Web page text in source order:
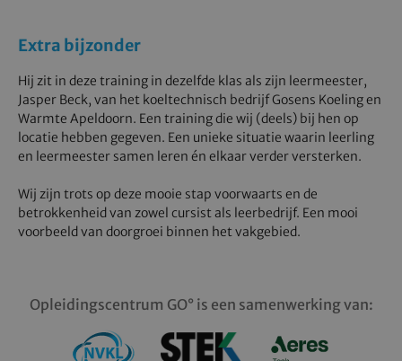
Extra bijzonder
Hij zit in deze training in dezelfde klas als zijn leermeester,
Jasper Beck, van het koeltechnisch bedrijf Gosens Koeling en
Warmte Apeldoorn. Een training die wij (deels) bij hen op
locatie hebben gegeven. Een unieke situatie waarin leerling
en leermeester samen leren én elkaar verder versterken.
Wij zijn trots op deze mooie stap voorwaarts en de
betrokkenheid van zowel cursist als leerbedrijf. Een mooi
voorbeeld van doorgroei binnen het vakgebied.
Opleidingscentrum GO° is een samenwerking van: